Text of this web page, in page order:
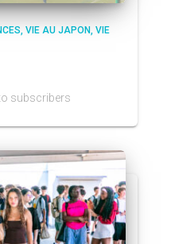
VIE AU JAPON VIE
subscribers